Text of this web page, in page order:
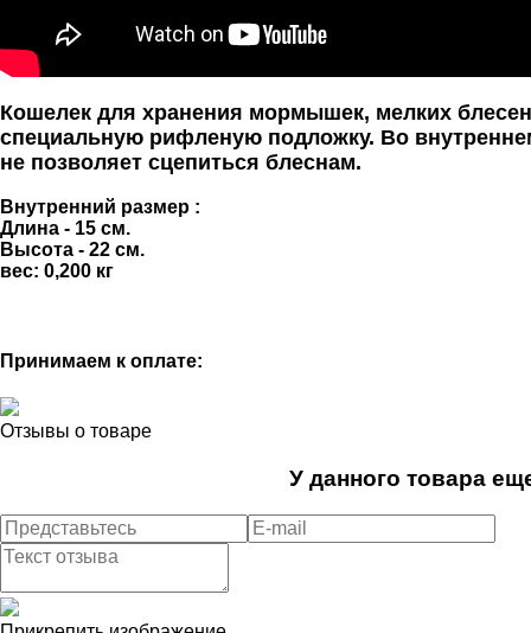
Кошелек для хранения мормышек, мелких
специальную рифленую подложку. Во
не позволяет сцепиться блеснам.
Внутренний размер :
Длина - 15 см.
Высота - 22 см.
вес: 0,200 кг
Принимаем к оплате:
Отзывы о товаре
У данного товара